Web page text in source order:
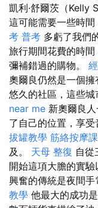
凱利·舒爾茨（Kelly
這可能需要一些時間
考 普考 多虧了我們
旅行期間花費的時
彌補錯過的購物。
奧爾良仍然是一個
悠久的社區，這些城
near me 新奧爾良
了自己的位置，享受
拔罐教學 筋絡按摩
及。 天母 整復 自從
開始這項大膽的實
興奮的傳統是夜間手
教學 他最大的成功